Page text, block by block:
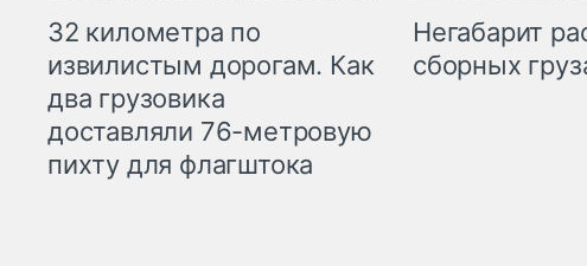
32 километра по
извилистым дорогам. Как
два грузовика
доставляли 76-метровую
пихту для флагштока
Негабарит
сборных